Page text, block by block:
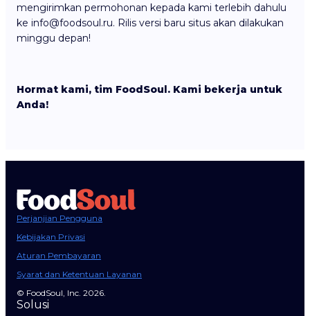
mengirimkan permohonan kepada kami terlebih dahulu
ke info@foodsoul.ru. Rilis versi baru situs akan dilakukan
minggu depan!
Hormat kami, tim FoodSoul. Kami bekerja untuk
Anda!
Perjanjian Pengguna
Kebijakan Privasi
Aturan Pembayaran
Syarat dan Ketentuan Layanan
© FoodSoul, Inc. 2026.
Solusi